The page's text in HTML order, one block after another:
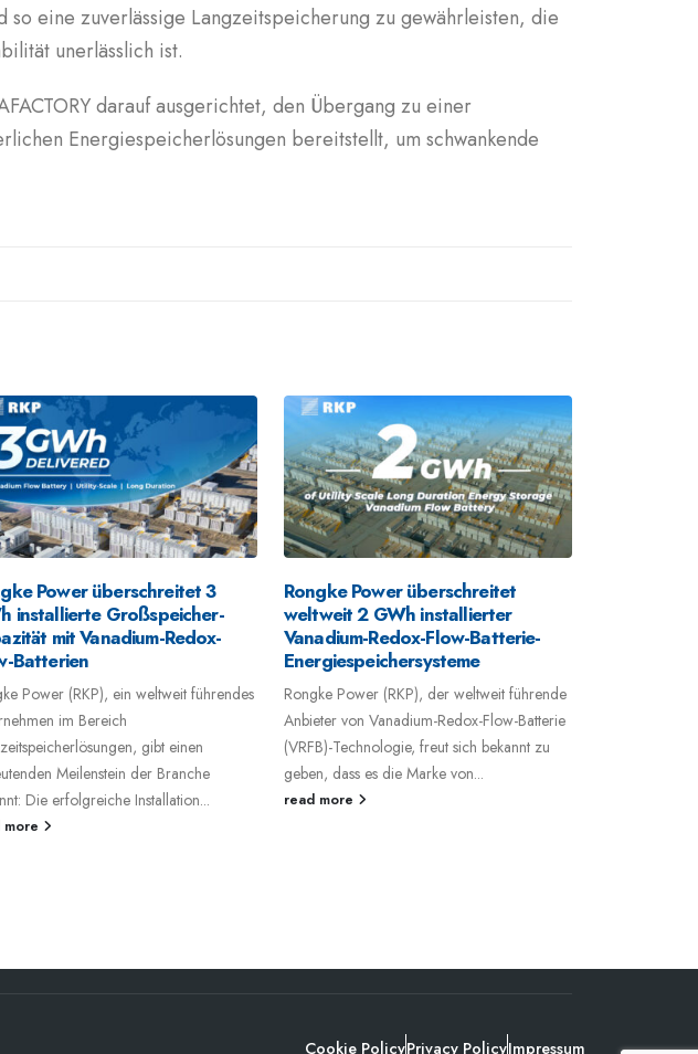
eine zuverlässige Langzeitspeicherung zu gewährleisten, die
unerlässlich ist.
darauf ausgerichtet, den Übergang zu einer
Energiespeicherlösungen bereitstellt, um schwankende
Power überschreitet 3
installierte Großspeicher-
mit Vanadium-Redox-
Batterien
Power (RKP), ein weltweit führendes
im Bereich
gibt einen
Meilenstein der Branche
Die erfolgreiche Installation...
more
Rongke Power überschreitet
weltweit 2 GWh installierter
Vanadium-Redox-Flow-Batterie-
Energiespeichersysteme
Rongke Power (RKP), der weltweit führende
Anbieter von Vanadium-Redox-Flow-Batterie
(VRFB)-Technologie, freut sich bekannt zu
geben, dass es die Marke von...
read more
Cookie PolicyPrivacy PolicyImpressum